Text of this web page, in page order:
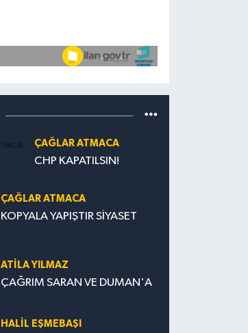
ÇAĞLAR ATMACA
CHP KAPATILSIN!
ÇAĞLAR ATMACA
KOPYALA YAPIŞTIR SİYASET
ATILA YILMAZ
ÇAĞRIM SARAN VE DUMAN'A
HALIL EŞMEBAŞI